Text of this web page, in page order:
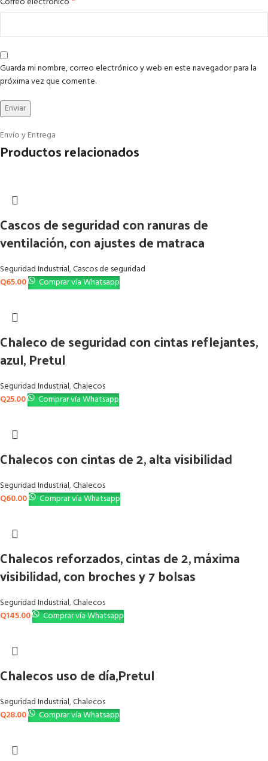
Guarda mi nombre, correo electrónico y web en este navegador para la
próxima vez que comente.
Envío y Entrega
Productos relacionados
Cascos de seguridad con ranuras de
ventilación, con ajustes de matraca
Seguridad Industrial,Cascos de seguridad
Q65.00 Comprar vía Whatsapp
Chaleco de seguridad con cintas reflejantes,
azul, Pretul
Seguridad Industrial,Chalecos
Q25.00 Comprar vía Whatsapp
Chalecos con cintas de 2, alta visibilidad
Seguridad Industrial,Chalecos
Q60.00 Comprar vía Whatsapp
Chalecos reforzados, cintas de 2, máxima
visibilidad, con broches y 7 bolsas
Seguridad Industrial,Chalecos
Q145.00 Comprar vía Whatsapp
Chalecos uso de día,Pretul
Seguridad Industrial,Chalecos
Q28.00 Comprar vía Whatsapp